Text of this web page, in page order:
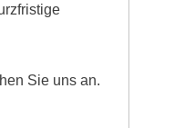
Sie uns an.